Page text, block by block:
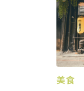
美食